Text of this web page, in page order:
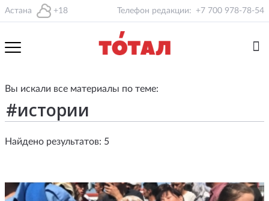
Астана +18 Телефон редакции: +7 700 978-78-54
Вы искали все материалы по теме:
Найдено результатов: 5